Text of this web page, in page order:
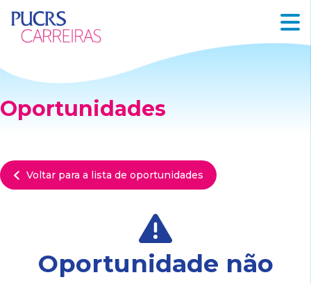
Oportunidades
Voltar para a lista de oportunidades
Oportunidade não